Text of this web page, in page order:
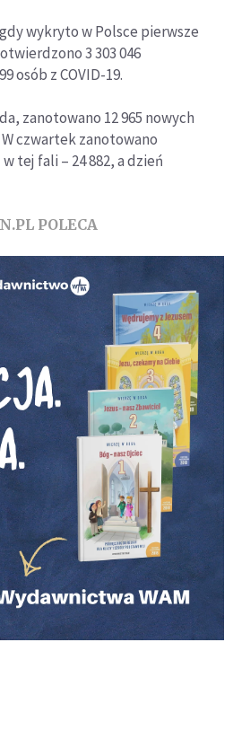
wykryto w Polsce pierwsze
3 303 046
osób z COVID-19.
zanotowano 12 965 nowych
czwartek zanotowano
tej fali – 24 882, a dzień
POLECA